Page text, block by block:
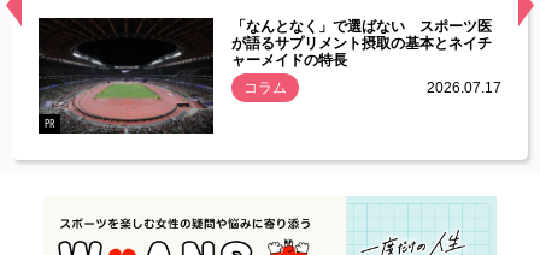
常
PR
「なんとなく」で選ばない スポーツ医
が語るサプリメント摂取の基本とネイチ
ャーメイドの特長
コラム
2026.07.17